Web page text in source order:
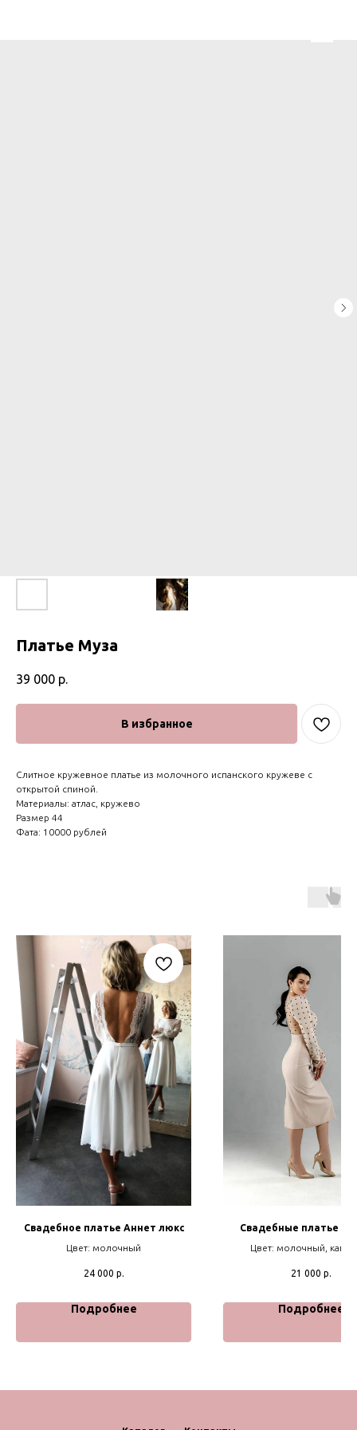
Платье Муза
39 000 р.
В избранное
Слитное кружевное платье из молочного испанского кружеве с
открытой спиной.
Материалы: атлас, кружево
Размер 44
Фата: 10000 рублей
Свадебное платье Аннет люкс
Цвет: молочный
24 000 р.
Подробнее
Свадебные платье
Цвет: молочный,
21 000 р.
Подробнее